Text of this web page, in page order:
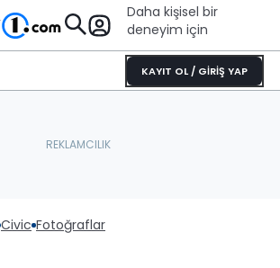
Daha kişisel bir
deneyim için
KAYIT OL / GİRİŞ YAP
Civic Fotoğraflar